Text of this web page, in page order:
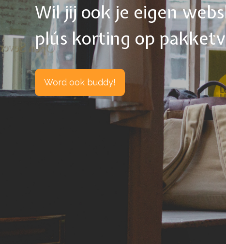
Wil jij ook je eigen
plús korting op
Word ook buddy!